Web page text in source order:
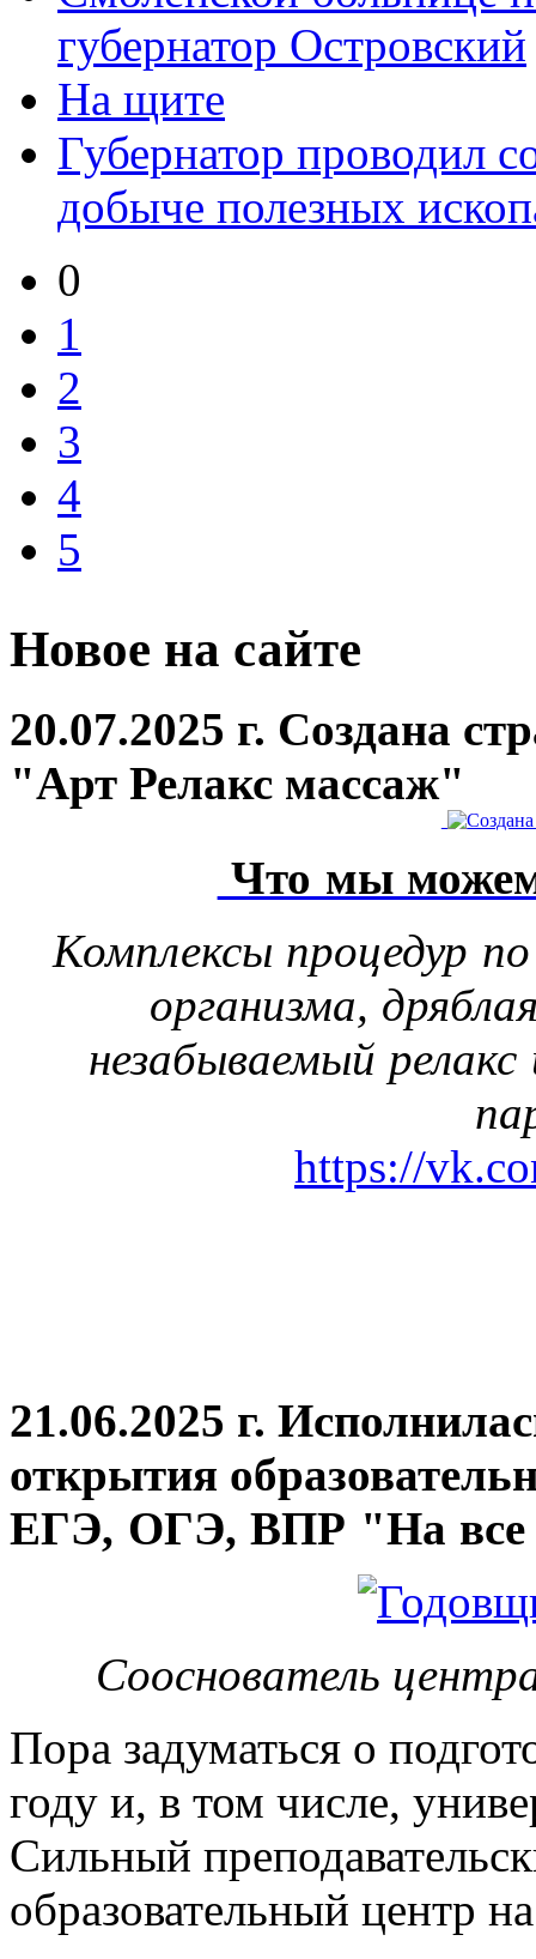
губернатор Островский
На щите
Губернатор проводил
добыче полезных
0
1
2
3
4
5
Новое на сайте
20.07.2025 г. Создана
"Арт Релакс массаж"
Что мы
Комплексы процедур
организма,
незабываемый
https://
21.06.2025 г.
открытия
ЕГЭ, ОГЭ, ВПР "На все
Сооснователь
Пора задуматься о
году и, в том числе,
Сильный
образовательный центр